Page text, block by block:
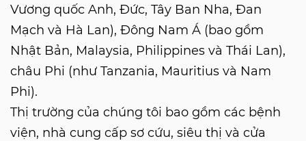
Vương quốc Anh, Đức, Tây Ban Nha, Đan
Mạch và Hà Lan), Đông Nam Á (bao gồm
Nhật Bản, Malaysia, Philippines và Thái Lan),
châu Phi (như Tanzania, Mauritius và Nam
Phi).
Thị trường của chúng tôi bao gồm các bệnh
viện, nhà cung cấp sơ cứu, siêu thị và cửa